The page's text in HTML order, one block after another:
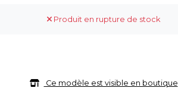
Produit en rupture de stock
Ce modèle est visible en boutique